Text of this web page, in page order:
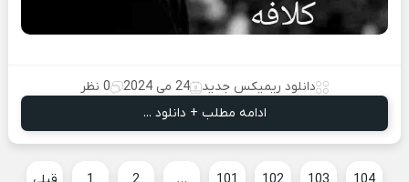
دانلود ریمیکس جدید 24 می 2024
0 نظر
ادامه مطلب + دانلود ...